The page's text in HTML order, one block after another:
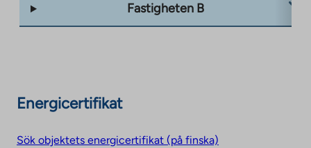
Fastigheten B
Energicertifikat
Sök objektets energicertifikat (på finska)